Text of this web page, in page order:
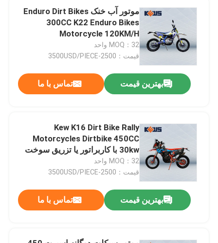
صفحه اصلی
موتور آب خنک Enduro Dirt Bikes
300CC K22 Enduro Bikes
Motorcycle 120KM/H
MOQ：32 واحد
قیمت：2500-3500USD/PIECE
بهترین قیمت تماس با ما
Kew K16 Dirt Bike Rally
Motorcycles Dirtbike 450CC
30kw با کاربراتور یا تزریق سوخت
MOQ：32 واحد
قیمت：2500-3500USD/PIECE
بهترین قیمت تماس با ما